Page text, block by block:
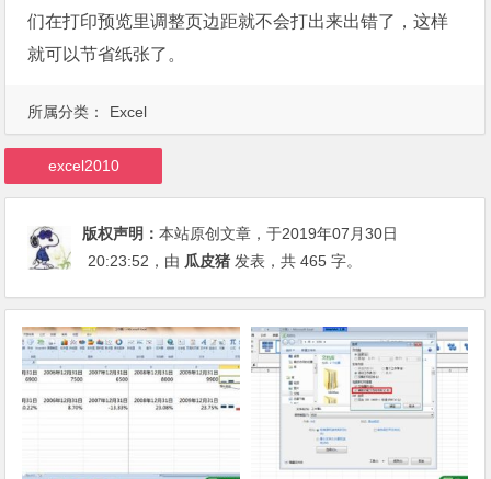
们在打印预览里调整页边距就不会打出来出错了，这样
就可以节省纸张了。
所属分类： Excel
excel2010
版权声明：本站原创文章，于2019年07月30日
20:23:52 ，由 瓜皮猪 发表，共 465 字。